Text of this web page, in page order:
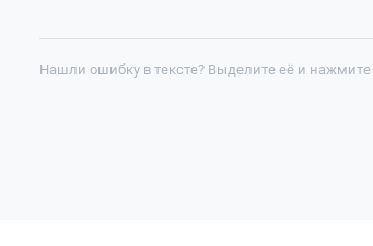
Нашли ошибку в тексте? Выделите её и нажмите